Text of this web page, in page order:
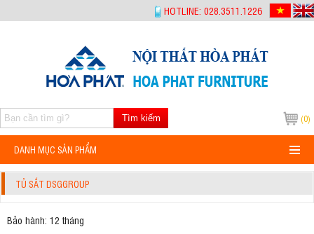
HOTLINE: 028.3511.1226
(0)
Tìm kiếm
DANH MỤC SẢN PHẨM
TỦ SẮT DSGGROUP
Bảo hành: 12 tháng